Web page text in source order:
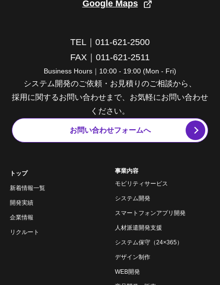
Google Maps
TEL｜011-621-2500
FAX｜011-621-2511
Business Hours｜10:00 - 19:00 (Mon - Fri)
システム開発のご依頼・お見積りのご相談から、
採用に関するお問い合わせまで、お気軽にお問い合わせ
ください。
お問い合わせフォームへ
トップ
新着情報一覧
開発実績
企業情報
リクルート
事業内容
モビリティサービス
システム開発
スマートフォンアプリ開発
人材派遣開発支援
システム保守（24×365）
デザイン制作
WEB開発